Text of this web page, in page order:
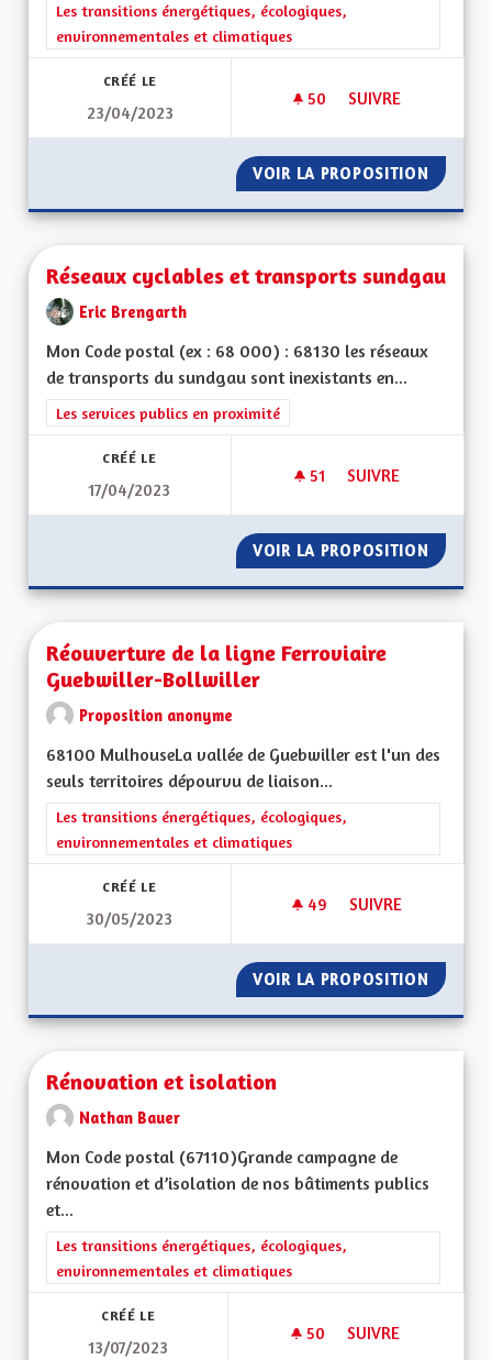
Filtrer les résultats de la catégorie : Les transitions
Les transitions énergétiques, écologiques,
environnementales et climatiques
CRÉÉ LE
23/04/2023
50 50 ABONNÉS
SUIVRE
VOIR LA PROPOSITION
Réseaux cyclables et transports sundgau
Eric Brengarth
Mon Code postal (ex : 68 000) : 68130 les réseaux
de transports du sundgau sont inexistants en...
Filtrer les résultats de la catégorie : Les services publics en
Les services publics en proximité
CRÉÉ LE
17/04/2023
51 51 ABONNÉS
SUIVRE
VOIR LA PROPOSITION
Réouverture de la ligne Ferroviaire
Guebwiller-Bollwiller
Proposition anonyme
68100 MulhouseLa vallée de Guebwiller est l'un des
seuls territoires dépourvu de liaison...
Filtrer les résultats de la catégorie : Les transitions
Les transitions énergétiques, écologiques,
environnementales et climatiques
CRÉÉ LE
30/05/2023
49 49 ABONNÉS
SUIVRE
VOIR LA PROPOSITION
Rénovation et isolation
Nathan Bauer
Mon Code postal (67110)Grande campagne de
rénovation et d’isolation de nos bâtiments publics
et...
Filtrer les résultats de la catégorie : Les transitions
Les transitions énergétiques, écologiques,
environnementales et climatiques
CRÉÉ LE
13/07/2023
50 50 ABONNÉS
SUIVRE